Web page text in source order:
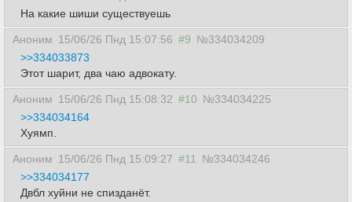
На какие шиши существуешь
Аноним 15/06/26 Пнд 15:07:56 #9 №334034209
>>334033873
Этот шарит, два чаю адвокату.
Аноним 15/06/26 Пнд 15:08:32 #10 №334034225
>>334034164
Хуямп.
Аноним 15/06/26 Пнд 15:09:27 #11
№334034246
>>334034177
Двбл хуйни не спизданёт.